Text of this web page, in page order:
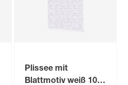
Plissee mit
Blattmotiv weiß 100